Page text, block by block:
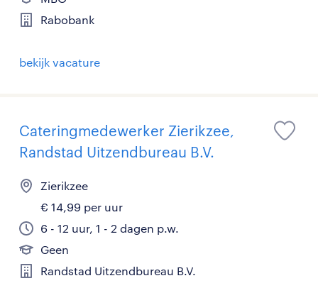
Rabobank
bekijk vacature
Cateringmedewerker Zierikzee,
Randstad Uitzendbureau B.V.
Zierikzee
€ 14,99 per uur
6 - 12 uur, 1 - 2 dagen p.w.
Geen
Randstad Uitzendbureau B.V.